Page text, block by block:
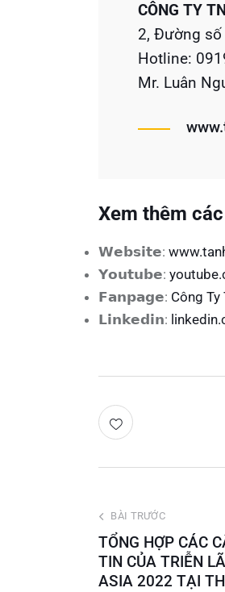
CÔNG TY
2, Đường số
Hotline:
Mr. Luân
Xem thêm
𝗪𝗲𝗯𝘀𝗶𝘁𝗲:
𝗬𝗼𝘂𝘁𝘂𝗯𝗲:
𝗙𝗮𝗻𝗽𝗮𝗴𝗲: Công Ty
𝗟𝗶𝗻𝗸𝗲𝗱𝗶𝗻:
BÀI TRƯỚC
TỔNG HỢP CÁC
TIN CỦA TRIỄN
ASIA 2022 TẠI